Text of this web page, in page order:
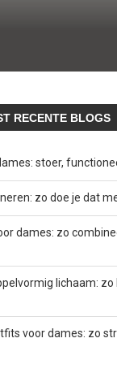
RECENTE BLOGS
stoer,
zo doe je dat
dames: zo
lichaam: zo
voor dames: zo